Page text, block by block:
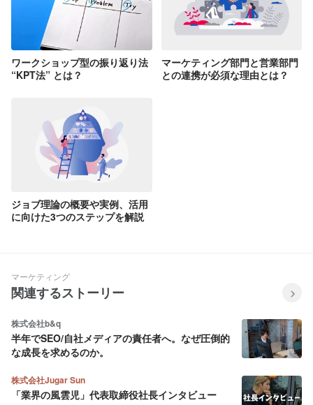
ワークショップ型の振り返り法
“KPT法” とは？
マーケティング部門と営業部門
との連携が必須な理由とは？
ジョブ理論の概要や実例、活用
に向けた3つのステップを解説
マーケティング
関連するストーリー
株式会社b&q
半年でSEO/自社メディアの責任者へ。なぜ圧倒的
な成長を求めるのか。
株式会社Jugar Sun
「業界の風雲児」代表取締役社長インタビュー